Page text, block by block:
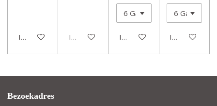
In winkelwagen In winkelwagen In winkelwagenIn
Bezoekadres